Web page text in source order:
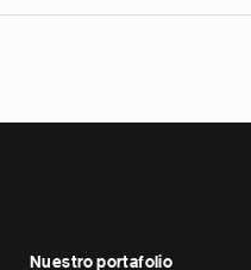
Nuestro portafolio